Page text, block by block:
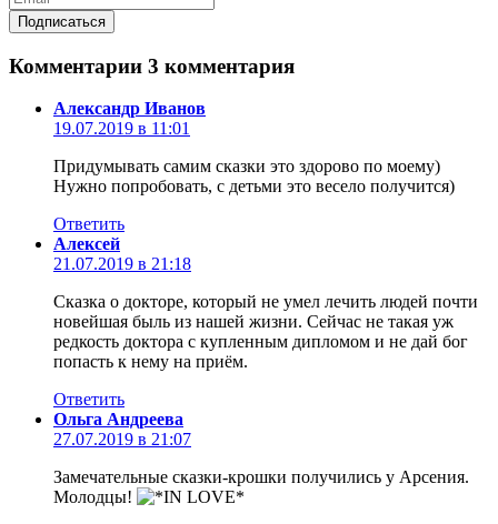
Комментарии 3 комментария
Александр Иванов
19.07.2019 в 11:01
Придумывать самим сказки это здорово по моему)
Нужно попробовать, с детьми это весело получится)
Ответить
Алексей
21.07.2019 в 21:18
Сказка о докторе, который не умел лечить людей почти
новейшая быль из нашей жизни. Сейчас не такая уж
редкость доктора с купленным дипломом и не дай бог
попасть к нему на приём.
Ответить
Ольга Андреева
27.07.2019 в 21:07
Замечательные сказки-крошки получились у Арсения.
Молодцы!